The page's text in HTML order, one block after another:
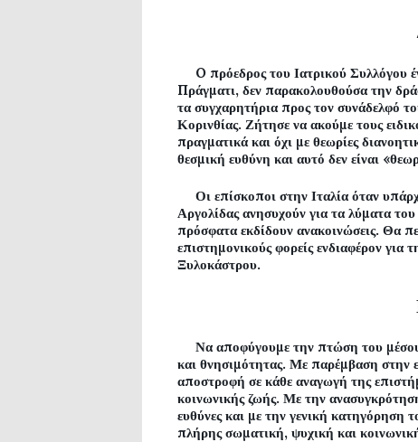
O πρόεδρος του Ιατρικού Συλλόγου
Πράγματι, δεν παρακολουθούσα την
τα συγχαρητήρια προς τον συνάδελφό
Κορινθίας. Ζήτησε να ακούμε τους
πραγματικά και όχι με θεωρίες
θεσμική ευθύνη και αυτό δεν είναι
Οι επίσκοποι στην Ιταλία όταν
Αργολίδας ανησυχούν για τα λύματα
πρόσφατα εκδίδουν ανακοινώσεις. Θα
επιστημονικούς φορείς ενδιαφέρον
Ξυλοκάστρου.
Να αποφύγουμε την πτώση του μέσου
και θνησιμότητας. Με παρέμβαση στην
αποστροφή σε κάθε αναγωγή της
κοινωνικής ζωής. Με την
ευθύνες και με την γενική κατηγόρηση
πλήρης σωματική, ψυχική και